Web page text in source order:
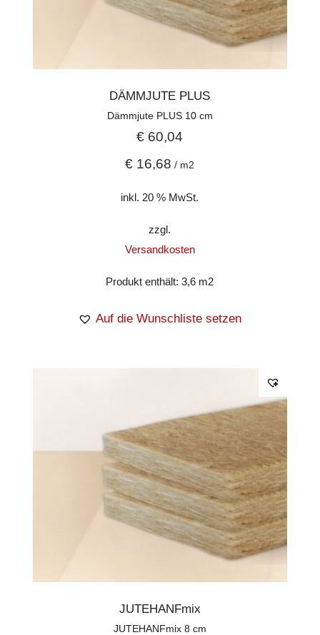
DÄMMJUTE PLUS
Dämmjute PLUS 10 cm
€ 60,04
€ 16,68 / m2
inkl. 20 % MwSt.
zzgl.
Versandkosten
Produkt enthält: 3,6 m2
Auf die Wunschliste setzen
JUTEHANFmix
JUTEHANFmix 8 cm